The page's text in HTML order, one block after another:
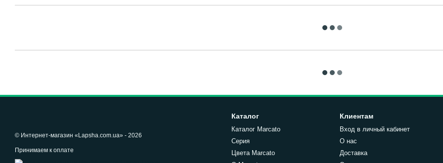
© Интернет-магазин «Lapsha.com.ua» - 2026
Принимаем к оплате
Каталог
Каталог Marcato
Серия
Цвета Marcato
Клиентам
Вход в личный кабинет
О нас
Доставка